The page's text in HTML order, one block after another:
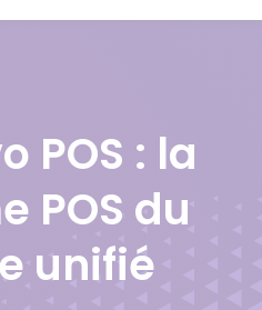
POS : la
POS du
unifié